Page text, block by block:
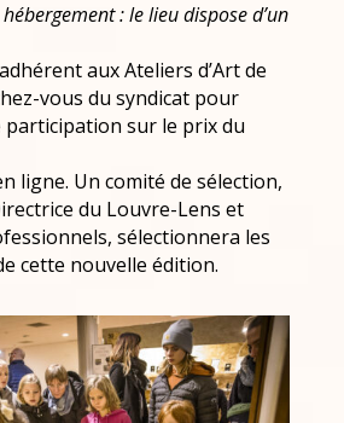
: le lieu dispose d’un
aux Ateliers d’Art de
vous du syndicat pour
participation sur le prix du
ligne. Un comité de sélection,
du Louvre-Lens et
sélectionnera les
cette nouvelle édition.